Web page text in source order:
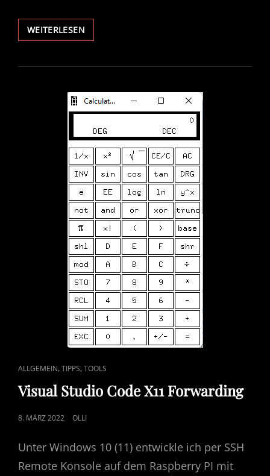
WEITERLESENRASPBERRY
PICO
REPL
VERFÜGBAR
CAT
LINKS
ALLGEMEIN,TIPPS,TOOLS
Visual Studio Code X11 Forwarding
POSTED
8. MÄRZ 2022 OLLI
Unter Windows 10 (11) entwickle ich per SSH
Remote Konsole auf dem Raspberry PI mit